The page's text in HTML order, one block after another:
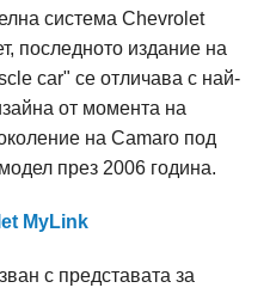
система Chevrolet
последното издание на
car" се отличава с най-
от момента на
на Camaro под
през 2006 година.
MyLink
с представата за